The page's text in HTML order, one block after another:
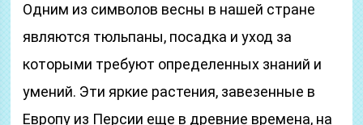
Одним из символов весны в нашей стране
являются тюльпаны, посадка и уход за
которыми требуют определенных знаний и
умений. Эти яркие растения, завезенные в
Европу из Персии еще в древние времена, на